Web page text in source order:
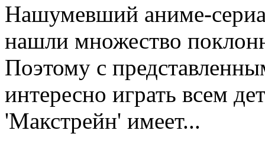
Нашумевший аниме-
нашли множество
Поэтому с
интересно играть всем
'Макстрейн' имеет...